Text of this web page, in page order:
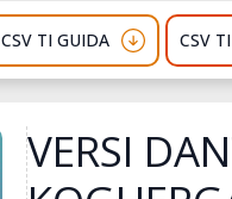
CSV TI GUIDA CSV
VERSI